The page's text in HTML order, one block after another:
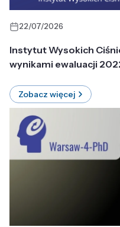
22/07/2026
Instytut Wysokich
wynikami ewaluacji
Zobacz więcej